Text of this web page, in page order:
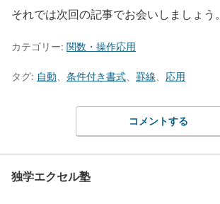
それでは次回の記事でお会いしましょう。
カテゴリー: 関数・操作応用
タグ: 自動 条件付き書式 罫線 応用
コメントする
独学エクセル塾